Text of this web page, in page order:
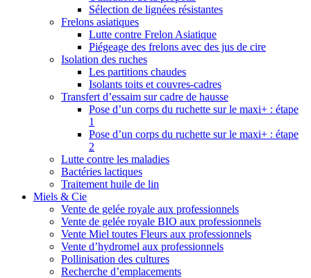
Sélection de lignées résistantes
Frelons asiatiques
Lutte contre Frelon Asiatique
Piégeage des frelons avec des jus de cire
Isolation des ruches
Les partitions chaudes
Isolants toits et couvres-cadres
Transfert d’essaim sur cadre de hausse
Pose d’un corps du ruchette sur le maxi+ : étape
1
Pose d’un corps du ruchette sur le maxi+ : étape
2
Lutte contre les maladies
Bactéries lactiques
Traitement huile de lin
Miels & Cie
Vente de gelée royale aux professionnels
Vente de gelée royale BIO aux professionnels
Vente Miel toutes Fleurs aux professionnels
Vente d’hydromel aux professionnels
Pollinisation des cultures
Recherche d’emplacements